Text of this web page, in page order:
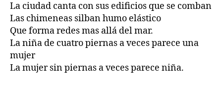
La ciudad canta con sus edificios que se comban
Las chimeneas silban humo elástico
Que forma redes mas allá del mar.
La niña de cuatro piernas a veces parece una
mujer
La mujer sin piernas a veces parece niña.